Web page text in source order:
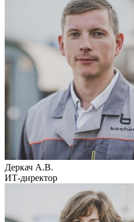
Деркач А.В.
ИТ-директор